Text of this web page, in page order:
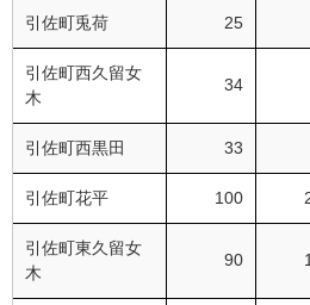
引佐町兎荷 25
引佐町西久留女
木
34
引佐町西黒田 33
引佐町花平 100
引佐町東久留女
木
90